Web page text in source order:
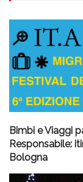
Bimbi e Viaggi
Responsabile:
Bologna